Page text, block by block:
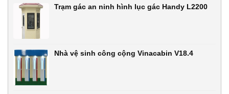
Trạm gác an ninh hình lục gác Handy L2200
Nhà vệ sinh công cộng Vinacabin V18.4